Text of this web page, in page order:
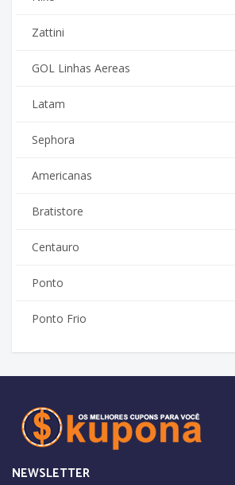
Zattini
GOL Linhas Aereas
Latam
Sephora
Americanas
Bratistore
Centauro
Ponto
Ponto Frio
NEWSLETTER